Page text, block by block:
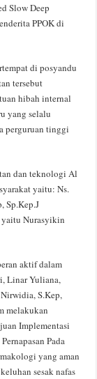
Slow Deep
PPOK di
di posyandu
tersebut
hibah internal
yang selalu
perguruan tinggi
dan teknologi Al
yaitu: Ns.
Sp.Kep.J
yaitu Nurasyikin
aktif dalam
Linar Yuliana,
S.Kep,
melakukan
Implementasi
Pada
yang aman
sesak nafas